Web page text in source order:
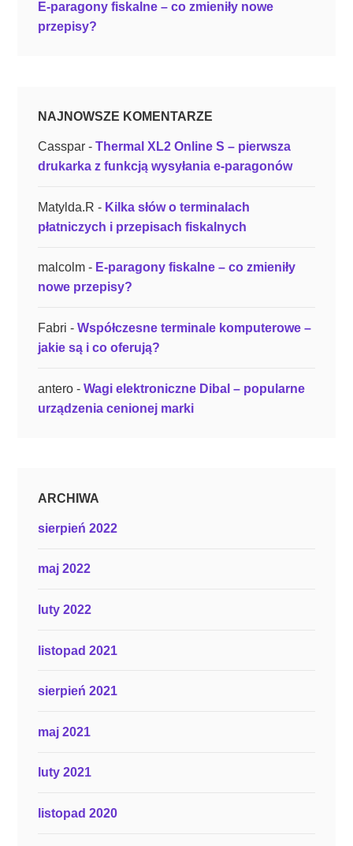
a
m
o
e
j
y
c
t
e
m
i
a
c
E-paragony fiskalne – co zmieniły nowe
przepisy?
NAJNOWSZE KOMENTARZE
Casspar- Thermal XL2 Online S – pierwsza
drukarka z funkcją wysyłania e-paragonów
Matylda.R - Kilka słów o terminalach
płatniczych i przepisach fiskalnych
malcolm- E-paragony fiskalne – co zmieniły
nowe przepisy?
Fabri - Współczesne terminale komputerowe –
jakie są i co oferują?
antero- Wagi elektroniczne Dibal – popularne
urządzenia cenionej marki
ARCHIWA
sierpień 2022
maj 2022
luty 2022
listopad 2021
sierpień 2021
maj 2021
luty 2021
listopad 2020